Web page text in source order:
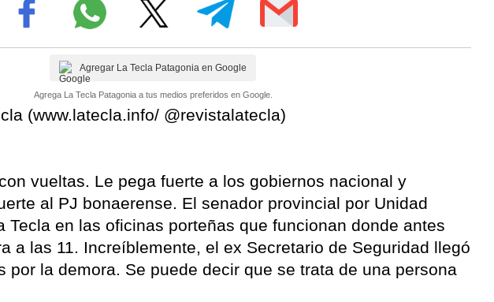
Agregar La Tecla Patagonia en Google
Agrega La Tecla Patagonia a tus medios preferidos en Google.
(www.latecla.info/ @revistalatecla)
vueltas. Le pega fuerte a los gobiernos nacional y
al PJ bonaerense. El senador provincial por Unidad
Tecla en las oficinas porteñas que funcionan donde antes
a las 11. Increíblemente, el ex Secretario de Seguridad llegó
por la demora. Se puede decir que se trata de una persona